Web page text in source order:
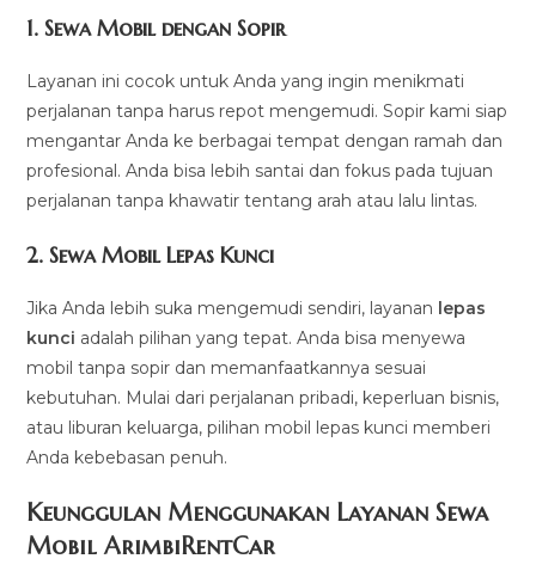
1.Sewa Mobil dengan Sopir
Layanan ini cocok untuk Anda yang ingin menikmati
perjalanan tanpa harus repot mengemudi. Sopir kami siap
mengantar Anda ke berbagai tempat dengan ramah dan
profesional. Anda bisa lebih santai dan fokus pada tujuan
perjalanan tanpa khawatir tentang arah atau lalu lintas.
2.Sewa Mobil Lepas Kunci
Jika Anda lebih suka mengemudi sendiri, layanan lepas
kunci adalah pilihan yang tepat. Anda bisa menyewa
mobil tanpa sopir dan memanfaatkannya sesuai
kebutuhan. Mulai dari perjalanan pribadi, keperluan bisnis,
atau liburan keluarga, pilihan mobil lepas kunci memberi
Anda kebebasan penuh.
Keunggulan Menggunakan Layanan Sewa
Mobil ArimbiRentCar